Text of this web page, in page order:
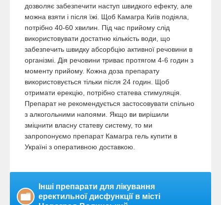
дозволяє забезпечити наступ швидкого ефекту, але
можна взяти і після їжі. Щоб Камагра Київ подіяла,
потрібно 40-60 хвилин. Під час прийому слід
використовувати достатню кількість води, що
забезпечить швидку абсорбцію активної речовини в
організмі. Дія речовини триває протягом 4-6 годин з
моменту прийому. Кожна доза препарату
використовується тільки після 24 годин. Щоб
отримати ерекцію, потрібно статева стимуляція.
Препарат не рекомендується застосовувати спільно
з алкогольними напоями. Якщо ви вирішили
зміцнити власну статеву систему, то ми
запропонуємо препарат Камагра гель купити в
Україні з оперативною доставкою.
Інші препарати для лікування
еректильної дисфункції в місті